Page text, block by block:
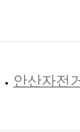
안산자전